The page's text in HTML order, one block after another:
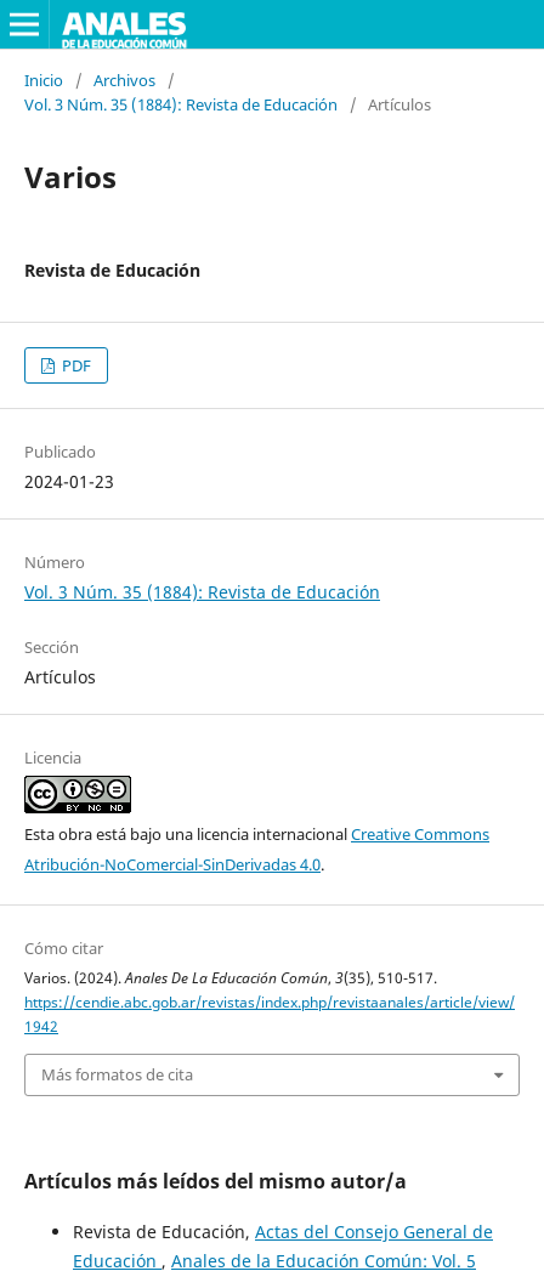
Inicio / Archivos
/
Vol. 3 Núm. 35 (1884): Revista de Educación
/ Artículos
Varios
Revista de Educación
PDF
Publicado
2024-01-23
Número
Vol. 3 Núm. 35 (1884): Revista de Educación
Sección
Artículos
Licencia
Esta obra está bajo una licencia internacionalCreative Commons
Atribución-NoComercial-SinDerivadas 4.0.
Cómo citar
Varios. (2024).Anales De La Educación Común, 3(35), 510-517.
https://cendie.abc.gob.ar/revistas/index.php/revistaanales/article/view/
1942
Más formatos de cita
Artículos más leídos del mismo autor/a
Revista de Educación, Actas del Consejo General de
Educación , Anales de la Educación Común: Vol. 5